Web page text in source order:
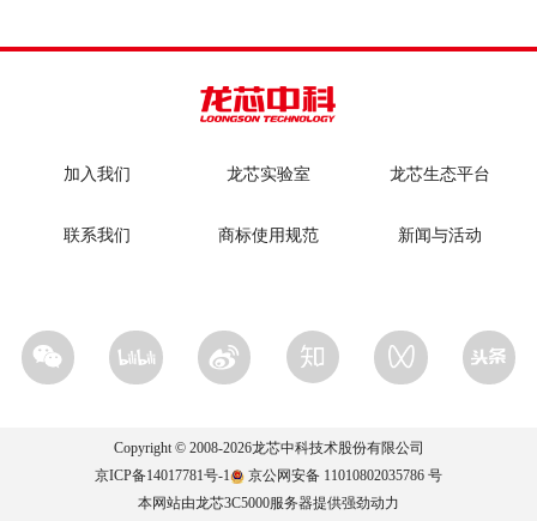
加入我们 龙芯实验室 龙芯生态平台
联系我们 商标使用规范 新闻与活动
Copyright © 2008-2026龙芯中科技术股份有限公司
京ICP备14017781号-1
京公网安备 11010802035786 号
本网站由龙芯3C5000服务器提供强劲动力